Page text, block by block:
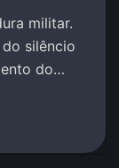
militar.
silêncio
do